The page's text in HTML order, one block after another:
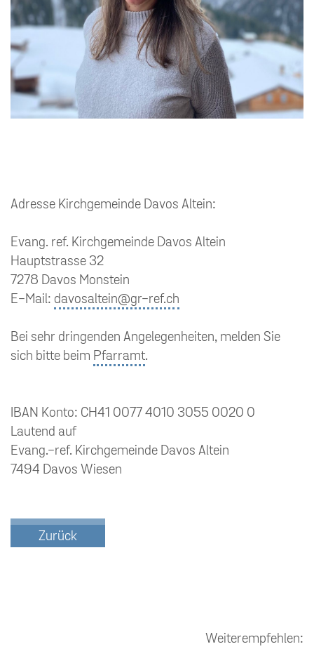
Adresse Kirchgemeinde Davos Altein:
Evang. ref. Kirchgemeinde Davos Altein
Hauptstrasse 32
7278 Davos Monstein
E-Mail: davosaltein@gr-ref.ch
Bei sehr dringenden Angelegenheiten, melden Sie
sich bitte beim Pfarramt.
IBAN Konto: CH41 0077 4010 3055 0020 0
Lautend auf
Evang.-ref. Kirchgemeinde Davos Altein
7494 Davos Wiesen
Zurück
Weiterempfehlen: